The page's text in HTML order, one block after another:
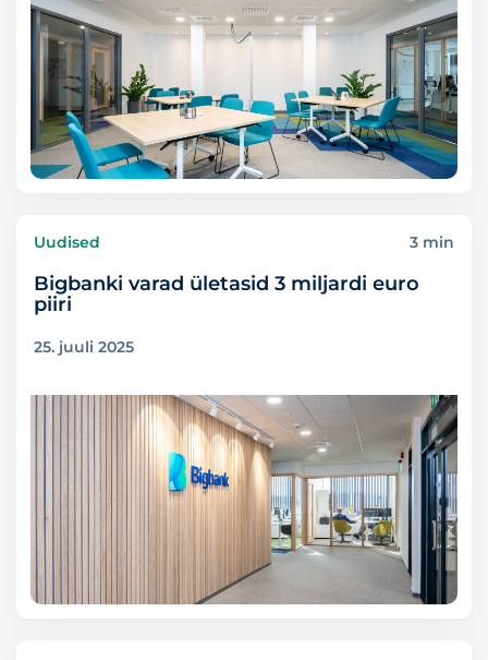
Uudised 3 min
Bigbanki varad ületasid 3 miljardi euro
piiri
25. juuli 2025